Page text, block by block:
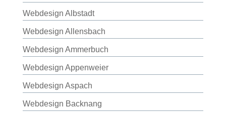
Webdesign Albstadt
Webdesign Allensbach
Webdesign Ammerbuch
Webdesign Appenweier
Webdesign Aspach
Webdesign Backnang